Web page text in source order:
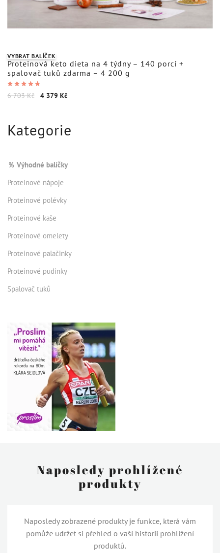
VYBRAT BALÍČEK
Proteinová keto dieta na 4 týdny – 140 porcí +
spalovač tuků zdarma – 4 200 g
Hodnocení
6 703Kč 4 379 Kč
Kategorie
％ Výhodné balíčky
Proteinové nápoje
Proteinové polévky
Proteinové kaše
Proteinové omelety
Proteinové palačinky
Proteinové pudinky
Spalovač tuků
Naposledy prohlížené
produkty
Naposledy zobrazené produkty je funkce, která vám
pomůže udržet si přehled o vaší historii prohlížení
produktů.